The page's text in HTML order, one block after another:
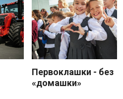
Первоклашки - без
«домашки»